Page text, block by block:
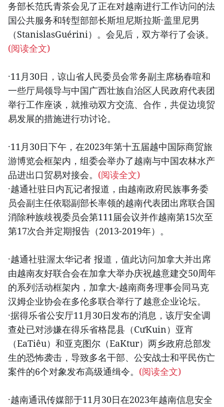
务部长范氏青茶会见了正在对越南进行工作访问的法
国公共服务和转型部部长斯坦尼斯拉斯·盖里尼男
（StanislasGuérini）。会见后，双方举行了会谈。
(阅读全文)
·11月30日，谅山省人民委员会常务副主席杨春喧和
一些厅局领导与中国广西壮族自治区人民政府代表团
举行工作座谈，就推动双方交流、合作，共促边境贸
易发展的措施进行功讨论。
·11月30日下午，在2023年第十五届越中国际商贸旅
游博览会框架内，组委会举办了越南与中国农林水产
品进出口贸易对接会。 (阅读全文)
·越通社驻日内瓦记者报道，由越南政府民族事务委
员会副主任依聪副部长率领的越南代表团出席联合国
消除种族歧视委员会第111届会议并作越南第15次至
第17次合并定期报告（2013-2019年）。
·越通社驻渥太华记者 报道，值此访问加拿大并出席
由越南友好联合会在加拿大举办庆祝越意建交50周年
的系列活动框架内，加拿大-越南商务理事会同马克
汉姆企业协会在多伦多联合举行了越意企业论坛。
·据得乐省公安厅11月30日发布的消息，该厅安全调
查处已对涉嫌在得乐省格昆县（CưKuin）亚宵
（EaTiêu）和亚克图尔（EaKtur）两乡政府总部发
生的恐怖袭击，导致多名干部、公安战士和平民伤亡
案件的6个对象发布高级通缉令。 (阅读全文)
·越南通讯传媒部于11月30日在2023年越南信息安全